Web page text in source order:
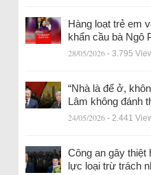
Hàng loạt trẻ em
khẩn cầu bà Ngô
28/05/2026 - 3.795
“Nhà là để ở,
Lâm không đánh
24/05/2026 - 2.441
Công an gây
lực loại trừ trách